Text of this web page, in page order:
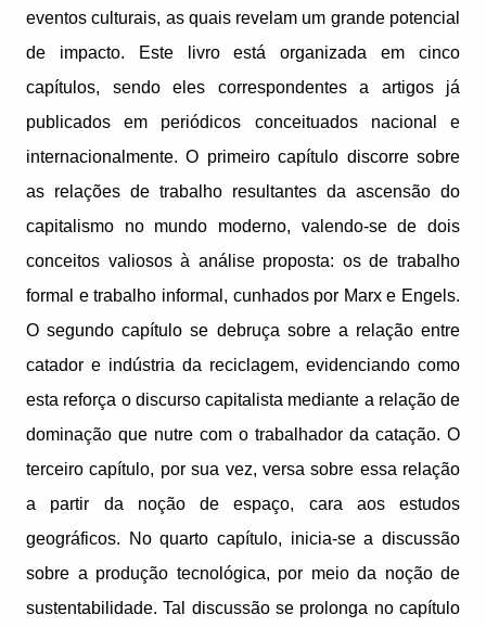
eventos culturais, as quais revelam um grande potencial
de impacto. Este livro está organizada em cinco
capítulos, sendo eles correspondentes a artigos já
publicados em periódicos conceituados nacional e
internacionalmente. O primeiro capítulo discorre sobre
as relações de trabalho resultantes da ascensão do
capitalismo no mundo moderno, valendo-se de dois
conceitos valiosos à análise proposta: os de trabalho
formal e trabalho informal, cunhados por Marx e Engels.
O segundo capítulo se debruça sobre a relação entre
catador e indústria da reciclagem, evidenciando como
esta reforça o discurso capitalista mediante a relação de
dominação que nutre com o trabalhador da catação. O
terceiro capítulo, por sua vez, versa sobre essa relação
a partir da noção de espaço, cara aos estudos
geográficos. No quarto capítulo, inicia-se a discussão
sobre a produção tecnológica, por meio da noção de
sustentabilidade. Tal discussão se prolonga no capítulo